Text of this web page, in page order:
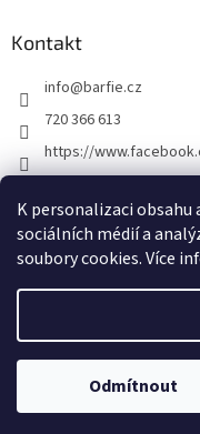
K personalizaci
sociálních médií a
soubory cookies. Více
Odmítnout
Kontakt
info@barfie.cz
720 366 613
https://
@barfie_teplice
Copyright 2026barfie..